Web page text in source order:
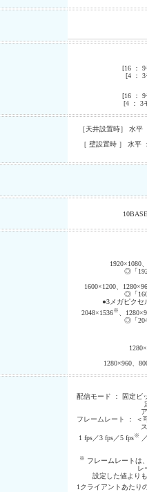
[16 ：
[4 ： 3
[16 ：
[4 ： 3
［天井設置時］ 水平
［ 壁設置時 ］ 水平
1920×1080
◎「
1600×1200、
◎「
●3メガピク
2048×1536※ 、
◎「
1280×960、
配信モード ： 固定ビ
フレームレート ： ＜
1 fps／3 fps／5 fps※
※ フレームレートは
レ
設定した値より
1クライアントあたり